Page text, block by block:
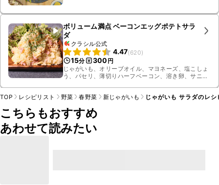
ボリューム満点 ベーコンエッグポテトサラ
ダ
クラシル公式
4.47(620)
15分 300 円
じゃがいも、オリーブオイル、マヨネーズ、塩こしょ
う、パセリ、薄切りハーフベーコン、溶き卵、サニー
TOP レシピリスト 野菜 春野菜 新じゃがいも じゃがいも サラダのレ
こちらもおすすめ
あわせて読みたい